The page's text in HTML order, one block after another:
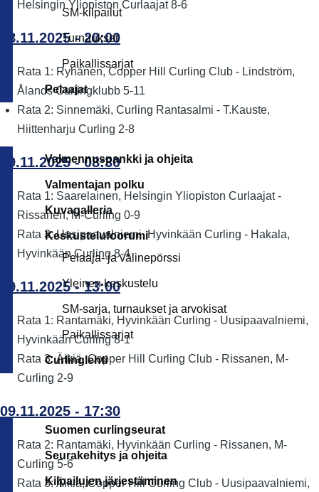
SM-kilpailut
Turnaukset
Paikallissarjat
Pelaajat
Valmennuspankki ja ohjeita
Valmentajan polku
Kuvagalleria
Keskustelufoorumi
Pelaaja- ja välinepörssi
Yleinen keskustelu
SM-sarja, turnaukset ja arvokisat
Paikallissarjat
Curlinglehti
Suomen curlingseurat
Seurakehitys ja ohjeita
Kilpailujen järjestäminen
Helsingin Yliopiston Curlaajat 8-6
08.11.2025 - 20:00
Rata 1: Ryhänen, Copper Hill Curling Club - Lindström,
Ålands Curlingklubb 5-11
Rata 2: Sinnemäki, Curling Rantasalmi - T.Kauste,
Hiittenharju Curling 2-8
09.11.2025 - 08:30
Rata 1: Saarelainen, Helsingin Yliopiston Curlaajat -
Rissanen, M-Curling 0-9
Rata 3: Uusipaavalniemi, Hyvinkään Curling - Hakala,
Hyvinkään Curling 8-4
09.11.2025 - 13:00
Rata 1: Rantamäki, Hyvinkään Curling - Uusipaavalniemi,
Hyvinkään Curling 8-1
Rata 3: Äikiä, Copper Hill Curling Club - Rissanen, M-
Curling 2-9
09.11.2025 - 17:30
Rata 2: Rantamäki, Hyvinkään Curling - Rissanen, M-
Curling 5-6
Rata 3: Äikiä, Copper Hill Curling Club - Uusipaavalniemi,